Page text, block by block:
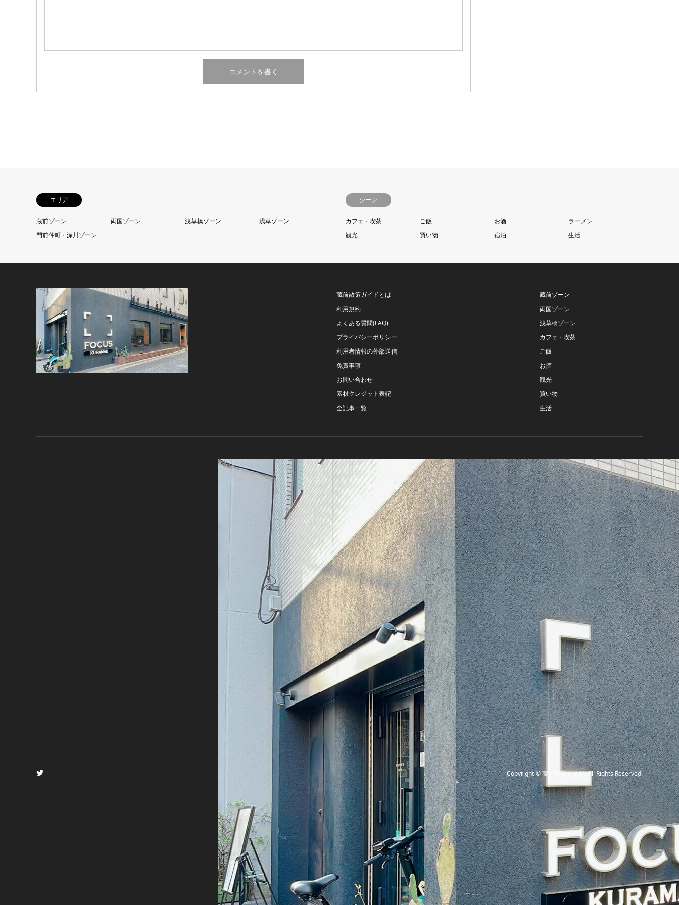
エリア
蔵前ゾーン 両国ゾーン 浅草橋ゾーン
浅草ゾーン
門前仲町・深川ゾーン
シーン
カフェ・喫茶 ご飯 お酒
ラーメン
観光
買い物 宿泊 生活
蔵前散策ガイドとは
利用規約
よくある質問(FAQ)
プライバシーポリシー
利用者情報の外部送信
免責事項
お問い合わせ
素材クレジット表記
全記事一覧
蔵前ゾーン
両国ゾーン
浅草橋ゾーン
カフェ・喫茶
ご飯
お酒
観光
買い物
生活
Copyright©蔵前散策ガイド. All Rights Reserved.